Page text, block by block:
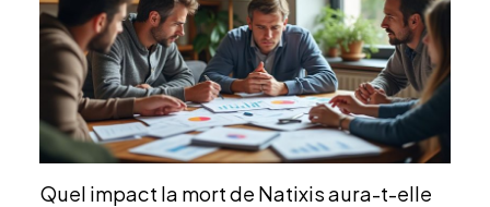
Quel impact la mort de Natixis aura-t-elle